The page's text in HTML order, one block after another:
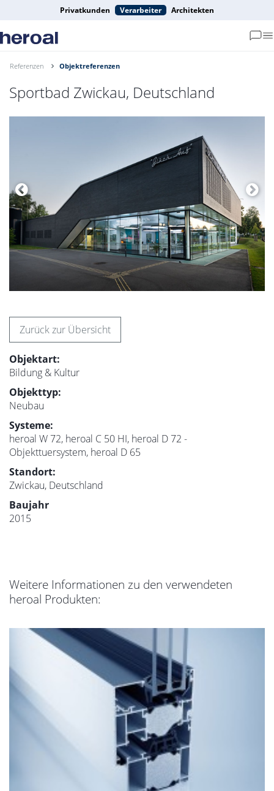
Privatkunden Verarbeiter Architekten
Referenzen Objektreferenzen
Sportbad Zwickau, Deutschland
Zurück zur Übersicht
Objektart:
Bildung & Kultur
Objekttyp:
Neubau
Systeme:
heroal W 72, heroal C 50 HI, heroal D 72 -
Objekttuersystem, heroal D 65
Standort:
Zwickau, Deutschland
Baujahr
2015
Weitere Informationen zu den verwendeten
heroal Produkten: